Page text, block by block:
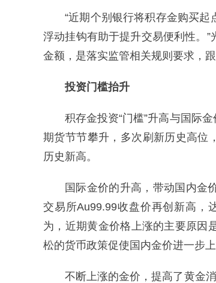
“近期个别银行将积存金购买
浮动挂钩有助于提升交易便利性。
金额，是落实监管相关规则要求，
投资门槛抬升
积存金投资“门槛”升高与国际
期货节节攀升，多次刷新历史高位
历史新高。
国际金价的升高，带动国内金
交易所Au99.99收盘价再创新高，
为，近期黄金价格上涨的主要原因
松的货币政策促使国内金价进一步
不断上涨的金价，提高了黄金